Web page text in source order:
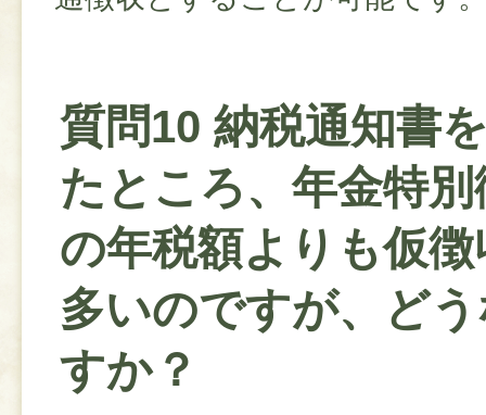
質問10 納税通知書
たところ、年金特
の年税額よりも仮
多いのですが、ど
すか？